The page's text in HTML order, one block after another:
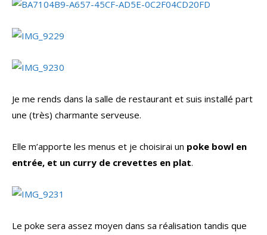
Je me rends dans la salle de restaurant et suis installé part
une (très) charmante serveuse.
Elle m’apporte les menus et je choisirai un poke bowl en
entrée, et un curry de crevettes en plat.
Le poke sera assez moyen dans sa réalisation tandis que